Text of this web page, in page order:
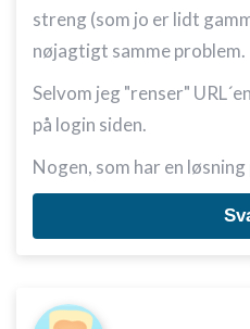
streng (som jo er lidt
nøjagtigt samme problem.
Selvom jeg "renser"
på login siden.
Nogen, som har en